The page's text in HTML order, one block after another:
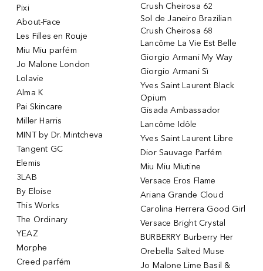
Pixi
About-Face
Les Filles en Rouje
Miu Miu parfém
Jo Malone London
Lolavie
Alma K
Pai Skincare
Miller Harris
MINT by Dr. Mintcheva
Tangent GC
Elemis
3LAB
By Eloise
This Works
The Ordinary
YEAZ
Morphe
Creed parfém
Crush Cheirosa 62
Sol de Janeiro Brazilian
Crush Cheirosa 68
Lancôme La Vie Est Belle
Giorgio Armani My Way
Giorgio Armani Sì
Yves Saint Laurent Black
Opium
Gisada Ambassador
Lancôme Idôle
Yves Saint Laurent Libre
Dior Sauvage Parfém
Miu Miu Miutine
Versace Eros Flame
Ariana Grande Cloud
Carolina Herrera Good Girl
Versace Bright Crystal
BURBERRY Burberry Her
Orebella Salted Muse
Jo Malone Lime Basil &